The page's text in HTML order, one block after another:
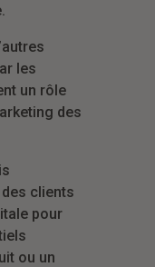
les
un rôle
des
clients
pour
ou un